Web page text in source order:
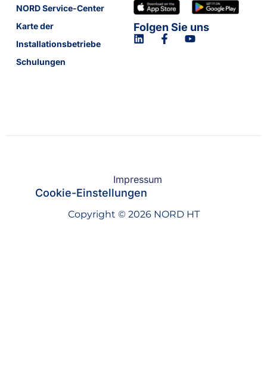
NORD Service-Center
Karte der
Installationsbetriebe
Schulungen
Folgen Sie uns
Copyright © 2026 NORD HT
Cookie-Einstellungen
Impressum